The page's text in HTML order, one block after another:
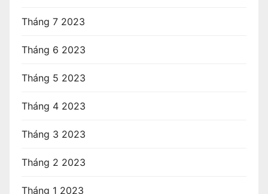
Tháng 7 2023
Tháng 6 2023
Tháng 5 2023
Tháng 4 2023
Tháng 3 2023
Tháng 2 2023
Tháng 1 2023